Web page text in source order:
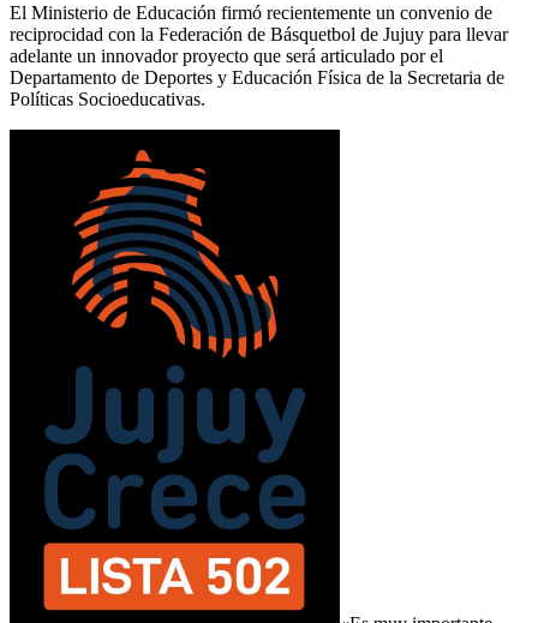
El Ministerio de Educación firmó recientemente un convenio de
reciprocidad con la Federación de Básquetbol de Jujuy para llevar
adelante un innovador proyecto que será articulado por el
Departamento de Deportes y Educación Física de la Secretaria de
Políticas Socioeducativas.